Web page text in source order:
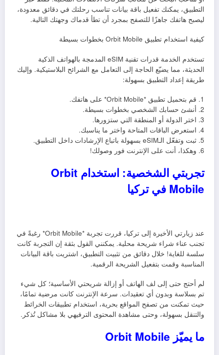
التطبيق، يمكنك تفعيل باقة بيانات تناسب رحلتك في دقائق معدودة،
ليصبح هاتفك جاهزًا للتصفح بمجرد أن تطأ قدماك وجهتك التالية.
كيفية استخدام تطبيق Orbit Mobile بخطوات بسيطة
تستخدم الخدمة قدرات تقنية eSIM المدمجة بالهواتف الذكية
الحديثة، مما يضيّع الحاجة إلى التعامل مع الشرائح البلاستيكية. وإليك
طريقة إعداد التطبيق بسهولة:
1. قم بتحميل تطبيق *Orbit Mobile* على هاتفك.
2. أنشئ حسابك الشخصي بخطوات بسيطة.
3. اختر الدولة أو المنطقة التي ستزورها.
4. استعرض الباقات المتاحة واختر ما يناسبك.
5. ثبت وتفعّل الـeSIM بسهولة باتباع الإرشادات داخل التطبيق.
6. وهكذا، أنت على الإنترنت فور وصولك!
تجربتي الشخصية: استخدام Orbit
Mobile في تركيا
عند زيارتي الأخيرة إلى تركيا، قررت تجربة *Orbit Mobile* رغبةً في
تجنب عناء شراء شريحة محلية. يمكنني القول بثقة إن التجربة كانت
سلسة للغاية! خلال دقائق من تثبيت التطبيق، اشتريت باقة البيانات
المناسبة وقمت بتفعيل الشريحة الرقمية.
لم أحتج حتى إلى لف الهاتف أو إزالة شريحتي الأساسية؛ كل شيء
تم بسلاسة وبدون أي تعقيدات. سرعة الإنترنت كانت مرضية تمامًا،
حيث تمكنت من تصفح المواقع بحرية، استخدام تطبيقات الخرائط
والتنقل بسهولة، وحتى مشاهدة المحتوى الترفيهي بلا مشاكل تُذكر.
ما يميّز Orbit Mobile